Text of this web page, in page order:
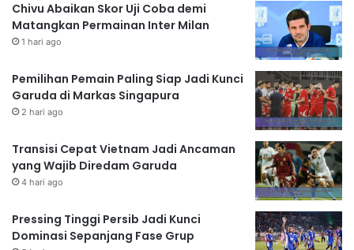
Chivu Abaikan Skor Uji Coba demi
Matangkan Permainan Inter Milan
1 hari ago
Pemilihan Pemain Paling Siap Jadi Kunci
Garuda di Markas Singapura
2 hari ago
Transisi Cepat Vietnam Jadi Ancaman
yang Wajib Diredam Garuda
4 hari ago
Pressing Tinggi Persib Jadi Kunci
Dominasi Sepanjang Fase Grup